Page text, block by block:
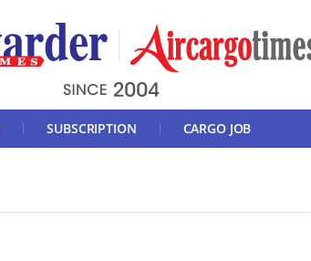
SUBSCRIPTION CARGO JOB